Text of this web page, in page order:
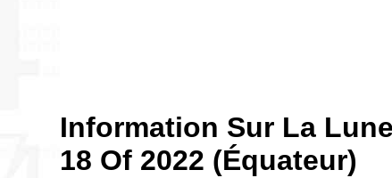
Information Sur La
18 Of 2022 (Équateur)